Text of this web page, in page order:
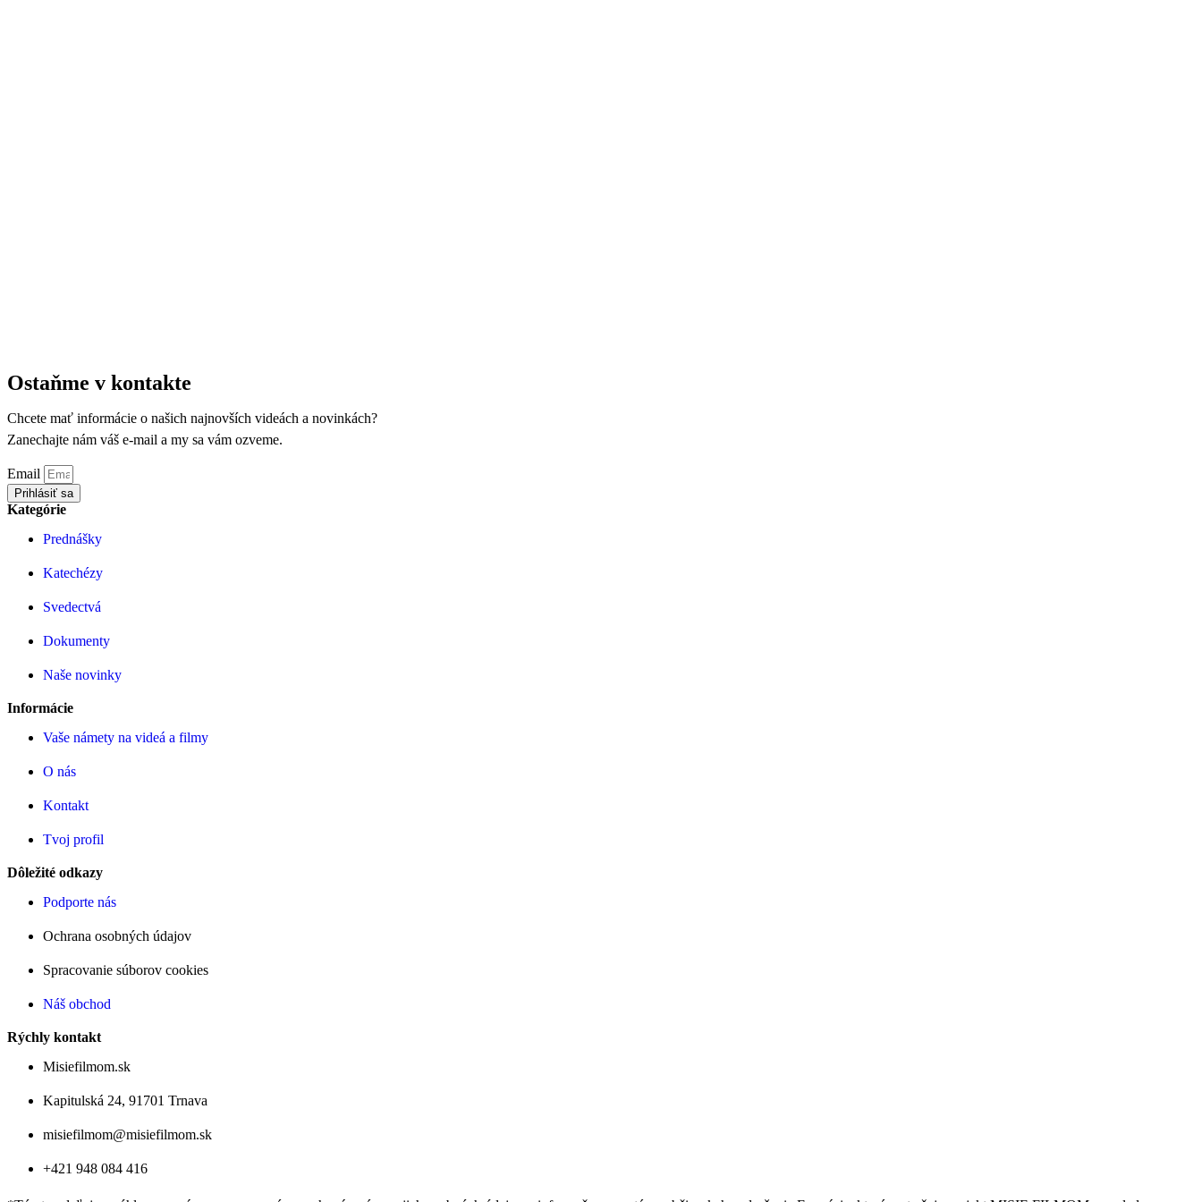
Ostaňme v kontakte
Chcete mať informácie o našich najnovších videách a novinkách?
Zanechajte nám váš e-mail a my sa vám ozveme.
Email
Prihlásiť sa
Kategórie
Prednášky
Katechézy
Svedectvá
Dokumenty
Naše novinky
Informácie
Vaše námety na videá a filmy
O nás
Kontakt
Tvoj profil
Dôležité odkazy
Podporte nás
Ochrana osobných údajov
Spracovanie súborov cookies
Náš obchod
Rýchly kontakt
Misiefilmom.sk
Kapitulská 24, 91701 Trnava
misiefilmom@misiefilmom.sk
+421 948 084 416